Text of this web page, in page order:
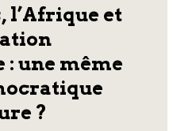
l’Afrique et
une même
?